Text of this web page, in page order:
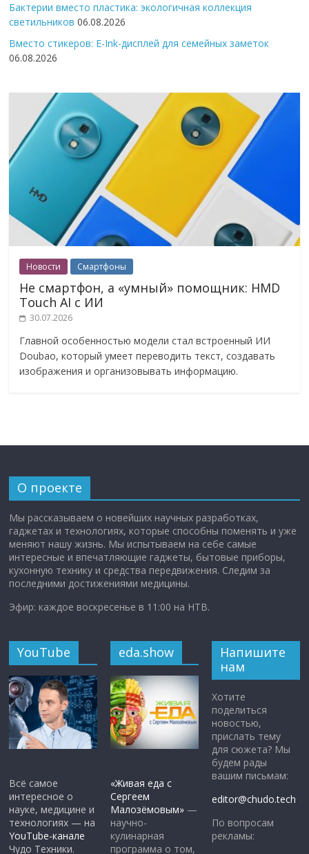
Бактерии вместо пластика: экологичная коллекция
светильников 06.08.2026
Вместо стикеров: E-Ink-дисплей для семейных заметок
06.08.2026
Новости Смартфоны
Не смартфон, а «умный» помощник: HMD
Touch AI с ИИ
30.07.2026
Главной особенностью модели стал встроенный ИИ
Doubao, который умеет переводить текст, создавать
изображения и организовывать информацию.
О проекте
Мы рассказываем о новейших научных разработках,
гаджетах и технологиях, которые способны поменять и уже
меняют нашу жизнь. Мы испытываем на себе самые
интересные и впечатляющие гаджеты, бытовые приборы,
кухонную технику и средства передвижения. Следим за
последними достижениями медицины.
Эфир: каждое воскресенье в 11:00 на НТВ.
YouTube
Всё самое
интересное о
науке, медицине и
технологиях — на
YouTube-канале
Чудо Техники.
eda.show
«Живая еда с
Сергеем
Малозёмовым» —
научно-
кулинарная
программа о том,
Напишите
нам
Хотите
поделиться
новостью,
прислать тему
для сюжета? Мы
будем рады
вашим письмам:
editor@chudo.tech
По вопросам
рекламы: